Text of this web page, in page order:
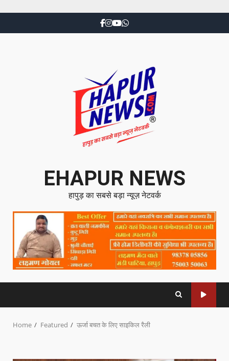
EHAPUR NEWS
हापुड़ का सबसे बड़ा न्यूज़ नेटवर्क
Home Featured ऊर्जा बचत के लिए साइकिल रैली